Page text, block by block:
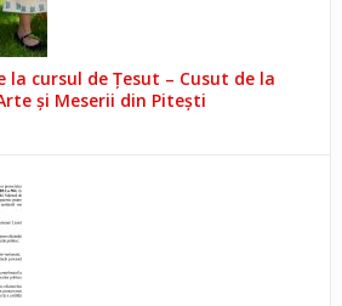
la cursul de Țesut – Cusut de la
și Meserii din Pitești